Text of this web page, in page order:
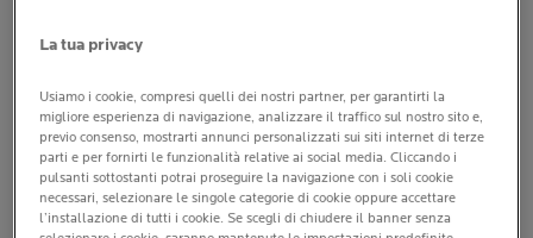
QUANTITÀ
Preleva una noce di prodotto
per ogni area interessata.
La tua privacy
Usiamo i cookie, compresi quelli dei nostri partner, per garantirti la
migliore esperienza di navigazione, analizzare il traffico sul nostro sito e,
previo consenso, mostrarti annunci personalizzati sui siti internet di terze
parti e per fornirti le funzionalità relative ai social media. Cliccando i
pulsanti sottostanti potrai proseguire la navigazione con i soli cookie
necessari, selezionare le singole categorie di cookie oppure accettare
l’installazione di tutti i cookie. Se scegli di chiudere il banner senza